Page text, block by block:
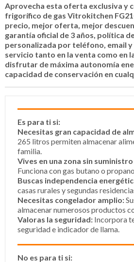
Aprovecha esta oferta exclusiva y
frigorífico de gas Vitrokitchen
precio, mejor oferta, mejor
garantía oficial de 3 años, política
personalizada por teléfono, email
servicio tanto en la venta como en
disfrutar de máxima autonomía
capacidad de conservación en
Es para ti si:
Necesitas gran capacidad de
265 litros permiten almacenar
familia.
Vives en una zona sin
Funciona con gas butano o
Buscas independencia
casas rurales y segundas
Necesitas congelador amplio:
almacenar numerosos productos
Valoras la seguridad: Incorpora
seguridad e indicador de llama.
No es para ti si: